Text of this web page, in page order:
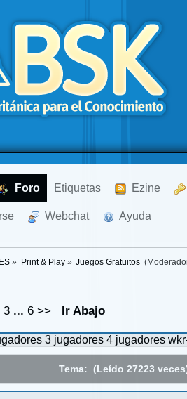
Foro Etiquetas Ezine
Webchat Ayuda
» Print & Play» Juegos Gratuitos
3 ...6 >> Ir Abajo
3 jugadores 4 jugadores
Tema: (Leído 27223